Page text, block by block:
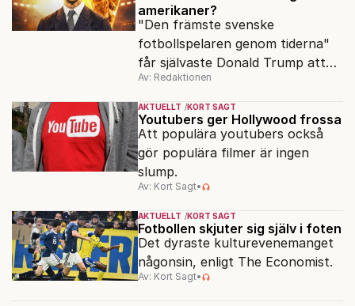
amerikaner?
"Den främste svenske
fotbollspelaren genom tiderna"
får självaste Donald Trump att
rodna.
Av: Redaktionen
AKTUELLT KORT SAGT
Youtubers ger Hollywood frossa
Att populära youtubers också
gör populära filmer är ingen
slump.
Av: Kort Sagt•
AKTUELLT KORT SAGT
Fotbollen skjuter sig själv i foten
Det dyraste kulturevenemanget
någonsin, enligt The Economist.
Av: Kort Sagt•